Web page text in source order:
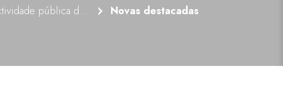
Noticias e actividade pública do Organismo Novas destacadas